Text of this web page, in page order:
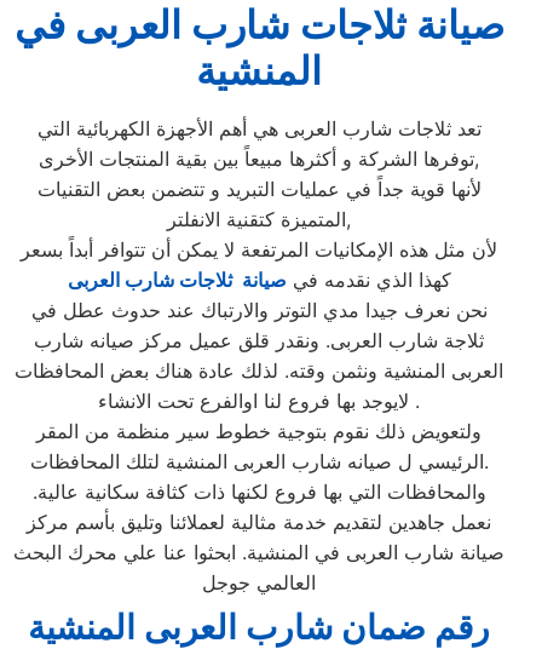
صيانة ثلاجات شارب العربى في
المنشية
تعد ثلاجات شارب العربى هي أهم الأجهزة الكهربائية التي
توفرها الشركة و أكثرها مبيعاً بين بقية المنتجات الأخرى,
لأنها قوية جداً في عمليات التبريد و تتضمن بعض التقنيات
المتميزة كتقنية الانفلتر,
لأن مثل هذه الإمكانيات المرتفعة لا يمكن أن تتوافر أبداً بسعر
كهذا الذي نقدمه في صيانة ثلاجات شارب العربى
نحن نعرف جيدا مدي التوتر والارتباك عند حدوث عطل في
ثلاجة شارب العربى. ونقدر قلق عميل مركز صيانه شارب
العربى المنشية ونثمن وقته. لذلك عادة هناك بعض المحافظات
لايوجد بها فروع لنا اوالفرع تحت الانشاء .
ولتعويض ذلك نقوم بتوجية خطوط سير منظمة من المقر
الرئيسي ل صيانه شارب العربى المنشية لتلك المحافظات.
والمحافظات التي بها فروع لكنها ذات كثافة سكانية عالية.
نعمل جاهدين لتقديم خدمة مثالية لعملائنا وتليق بأسم مركز
صيانة شارب العربى في المنشية. ابحثوا عنا علي محرك البحث
العالمي جوجل
رقم ضمان شارب العربى المنشية